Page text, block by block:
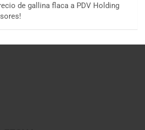
de gallina flaca a PDV Holding